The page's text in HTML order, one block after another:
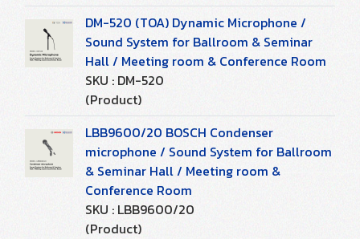
DM-520 (TOA) Dynamic Microphone /
Sound System for Ballroom & Seminar
Hall / Meeting room & Conference Room
SKU : DM-520
(Product)
LBB9600/20 BOSCH Condenser
microphone / Sound System for Ballroom
& Seminar Hall / Meeting room &
Conference Room
SKU : LBB9600/20
(Product)